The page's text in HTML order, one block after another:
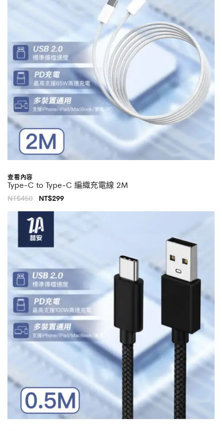
查看內容
Type-C to Type-C 編織充電線 2M
NT$450 原
價
格：
NT$450。
NT$299目
價